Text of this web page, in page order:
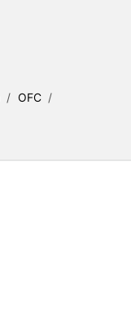
/ OFC /